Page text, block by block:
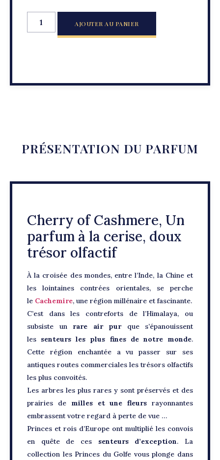
AJOUTER AU PANIER
PRÉSENTATION DU PARFUM
Cherry of Cashmere, Un
parfum à la cerise, doux
trésor olfactif
À la croisée des mondes, entre l’Inde, la Chine et
les lointaines contrées orientales, se perche
le Cachemire, une région millénaire et fascinante.
C’est dans les contreforts de l’Himalaya, ou
subsiste un rare air purque s’épanouissent
les senteurs les plus fines de notre monde.
Cette région enchantée a vu passer sur ses
antiques routes commerciales les trésors olfactifs
les plus convoités.
Les arbres les plus rares y sont préservés et des
prairies de milles et une fleurs rayonnantes
embrassent votre regard à perte de vue …
Princes et rois d’Europe ont multiplié les convois
en quête de ces senteurs d’exception. La
collection les Princes du Golfe vous plonge dans